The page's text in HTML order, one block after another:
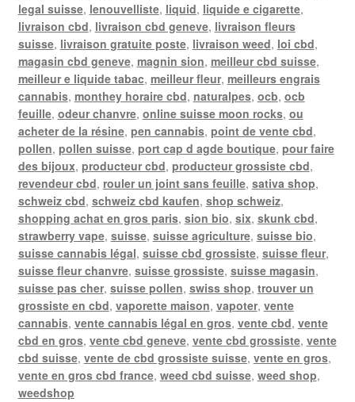
legal suisse, lenouvelliste, liquid, liquide e cigarette,
livraison cbd, livraison cbd geneve, livraison fleurs
suisse, livraison gratuite poste, livraison weed, loi cbd,
magasin cbd geneve, magnin sion, meilleur cbd suisse,
meilleur e liquide tabac, meilleur fleur, meilleurs engrais
cannabis, monthey horaire cbd, naturalpes, ocb, ocb
feuille, odeur chanvre, online suisse moon rocks, ou
acheter de la résine, pen cannabis, point de vente cbd,
pollen, pollen suisse, port cap d agde boutique, pour faire
des bijoux, producteur cbd, producteur grossiste cbd,
revendeur cbd, rouler un joint sans feuille, sativa shop,
schweiz cbd, schweiz cbd kaufen, shop schweiz,
shopping achat en gros paris, sion bio, six, skunk cbd,
strawberry vape, suisse, suisse agriculture, suisse bio,
suisse cannabis légal, suisse cbd grossiste, suisse fleur,
suisse fleur chanvre, suisse grossiste, suisse magasin,
suisse pas cher, suisse pollen, swiss shop, trouver un
grossiste en cbd, vaporette maison, vapoter, vente
cannabis, vente cannabis légal en gros, vente cbd, vente
cbd en gros, vente cbd geneve, vente cbd grossiste, vente
cbd suisse, vente de cbd grossiste suisse, vente en gros,
vente en gros cbd france, weed cbd suisse, weed shop,
weedshop